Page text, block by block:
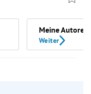
Meine Autoren
Weiter